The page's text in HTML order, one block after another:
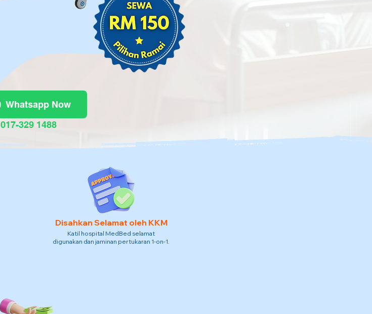
Whatsapp Now
017-329 1488
Disahkan Selamat oleh KKM
Katil hospital MedBed selamat
digunakan dan jaminan pertukaran 1-on-1.